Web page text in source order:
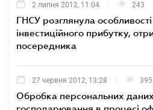
2 липня 2012, 11:04 243
ГНСУ розглянула
інвестиційного прибутку,
посередника
27 червня 2012, 13:28 395
Обробка персональних даних